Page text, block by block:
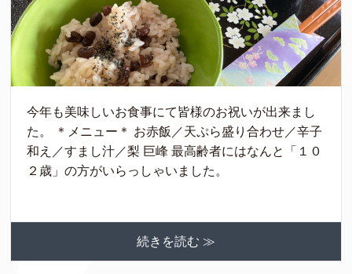
今年も美味しいお食事にて皆様のお祝いが出来まし
た。 ＊メニュー＊ お赤飯／天ぷら盛り合わせ／辛子
和え／すまし汁／梨 巨峰 最高齢者にはなんと「１０
２歳」の方がいらっしゃいました。
続きを読む ≫